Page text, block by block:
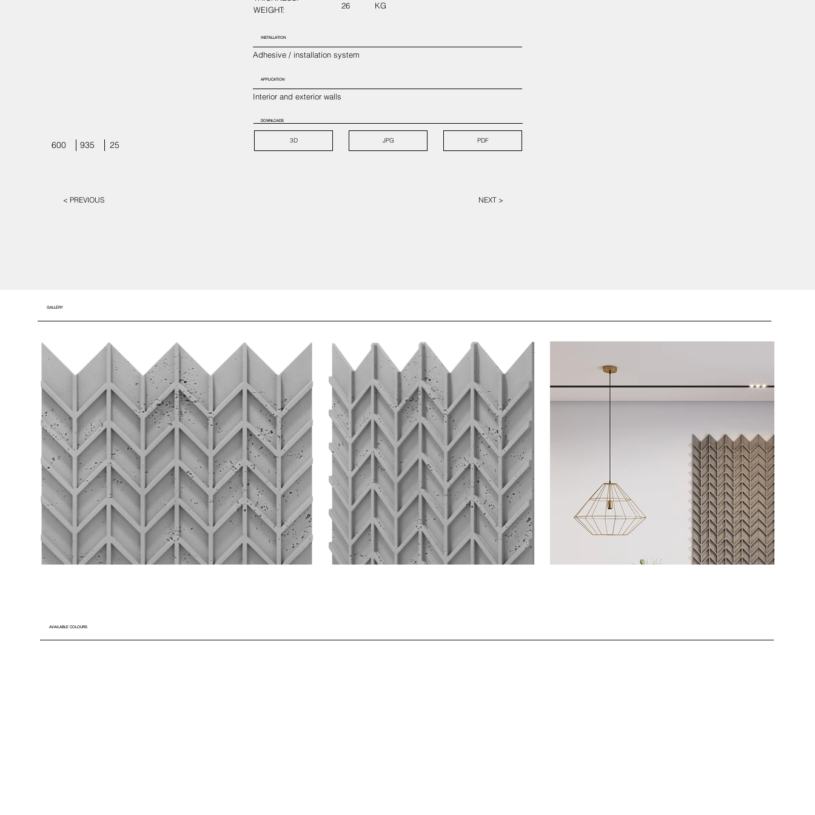
600 935 25
WEIGHT:
26
KG
Adhesive / installation system
INSTALLATION
Interior and exterior walls
APPLICATION
DOWNLOADS
3D JPG PDF
< PREVIOUS NEXT >
GALLERY
AVAILABLE COLOURS